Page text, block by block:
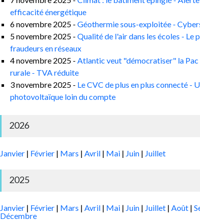
efficacité énergétique
6 novembre 2025 - Géothermie sous-exploitée -
5 novembre 2025 - Qualité de l'air dans les écoles - Le
fraudeurs en réseaux
4 novembre 2025 - Atlantic veut "démocratiser" la
rurale - TVA réduite
3 novembre 2025 - Le CVC de plus en plus connecté -
photovoltaïque loin du compte
2026
Janvier | Février | Mars | Avril | Mai | Juin | Juillet
2025
Janvier | Février | Mars | Avril | Mai | Juin | Juillet | Août |
Décembre